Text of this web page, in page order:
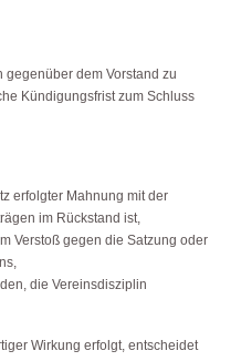
gegenüber dem Vorstand zu
Kündigungsfrist zum Schluss
erfolgter Mahnung mit der
im Rückstand ist,
Verstoß gegen die Satzung oder
die Vereinsdisziplin
Wirkung erfolgt, entscheidet